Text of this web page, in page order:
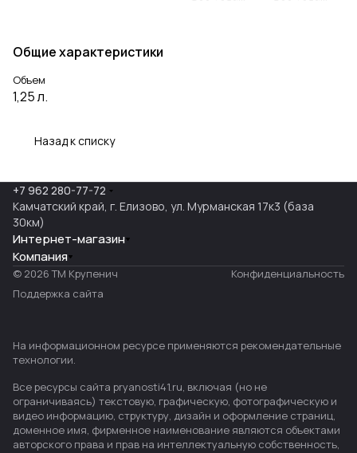
Общие характеристики
Объем
1,25 л.
Назад к списку
+7 962 280-77-72
Камчатский край, г. Елизово, ул. Мурманская 17к3 (база
30км)
Интернет-магазин
Компания
© 2026 ТМ Крупенич
Конфиденциальность
Поддержка сайта
На информационном ресурсе применяются рекомендательные
технологии.
Все ресурсы сайта pryanosti41.ru, включая (но не
ограничиваясь) текстовую, графическую, фотографическую и
видео информацию, структуру, дизайн и оформление страниц,
доменное имя, фирменное наименование являются объектами
авторского права и прав на интеллектуальную собственность,